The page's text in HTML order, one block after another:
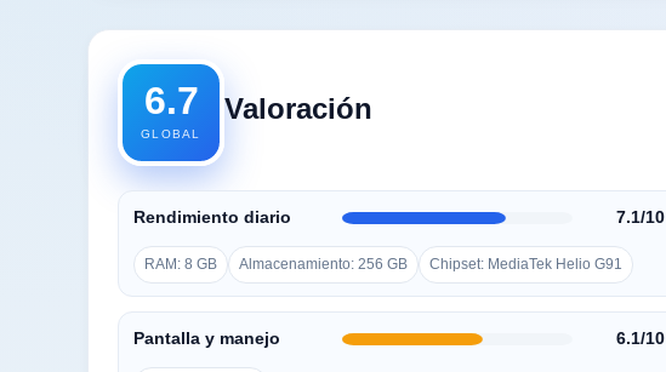
6.7
GLOBAL
Valoración
Rendimiento diario 7.1/10
RAM: 8 GB Almacenamiento: 256 GB Chipset: MediaTek Helio G91
Pantalla y manejo 6.1/10